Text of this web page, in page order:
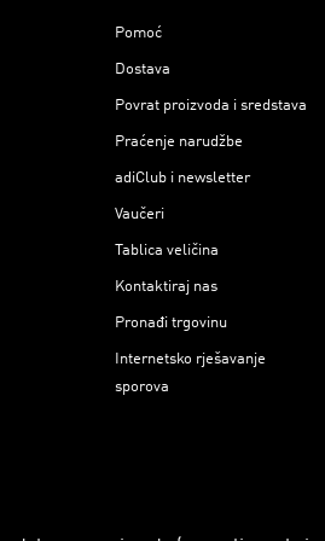
Pomoć
Dostava
Povrat proizvoda i sredstava
Praćenje narudžbe
adiClub i newsletter
Vaučeri
Tablica veličina
Kontaktiraj nas
Pronađi trgovinu
Internetsko rješavanje
sporova